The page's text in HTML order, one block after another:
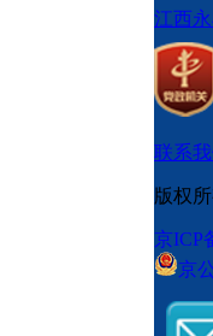
江西
联系
版权
京ICP
京